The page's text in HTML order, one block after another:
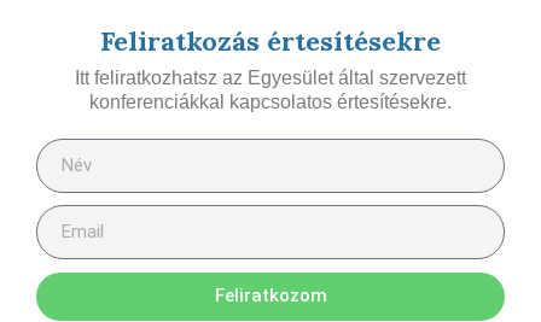
Feliratkozás értesítésekre
Itt feliratkozhatsz az Egyesület által szervezett
konferenciákkal kapcsolatos értesítésekre.
Feliratkozom